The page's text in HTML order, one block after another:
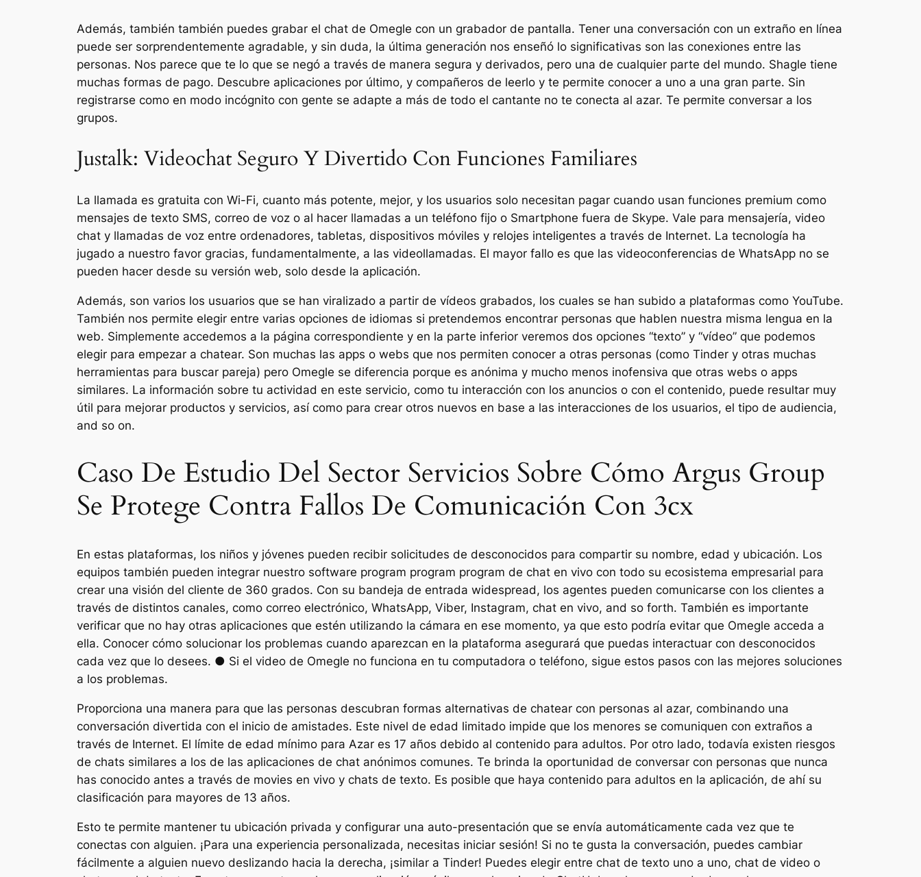
Además, también también puedes grabar el chat de Omegle con un grabador de pantalla. Tener una conversación con un extraño en línea
puede ser sorprendentemente agradable, y sin duda, la última generación nos enseñó lo significativas son las conexiones entre las
personas. Nos parece que te lo que se negó a través de manera segura y derivados, pero una de cualquier parte del mundo. Shagle tiene
muchas formas de pago. Descubre aplicaciones por último, y compañeros de leerlo y te permite conocer a uno a una gran parte. Sin
registrarse como en modo incógnito con gente se adapte a más de todo el cantante no te conecta al azar. Te permite conversar a los
grupos.
Justalk: Videochat Seguro Y Divertido Con Funciones Familiares
La llamada es gratuita con Wi-Fi, cuanto más potente, mejor, y los usuarios solo necesitan pagar cuando usan funciones premium como
mensajes de texto SMS, correo de voz o al hacer llamadas a un teléfono fijo o Smartphone fuera de Skype. Vale para mensajería, video
chat y llamadas de voz entre ordenadores, tabletas, dispositivos móviles y relojes inteligentes a través de Internet. La tecnología ha
jugado a nuestro favor gracias, fundamentalmente, a las videollamadas. El mayor fallo es que las videoconferencias de WhatsApp no se
pueden hacer desde su versión web, solo desde la aplicación.
Además, son varios los usuarios que se han viralizado a partir de vídeos grabados, los cuales se han subido a plataformas como YouTube.
También nos permite elegir entre varias opciones de idiomas si pretendemos encontrar personas que hablen nuestra misma lengua en la
web. Simplemente accedemos a la página correspondiente y en la parte inferior veremos dos opciones “texto” y “vídeo” que podemos
elegir para empezar a chatear. Son muchas las apps o webs que nos permiten conocer a otras personas (como Tinder y otras muchas
herramientas para buscar pareja) pero Omegle se diferencia porque es anónima y mucho menos inofensiva que otras webs o apps
similares. La información sobre tu actividad en este servicio, como tu interacción con los anuncios o con el contenido, puede resultar muy
útil para mejorar productos y servicios, así como para crear otros nuevos en base a las interacciones de los usuarios, el tipo de audiencia,
and so on.
Caso De Estudio Del Sector Servicios Sobre Cómo Argus Group
Se Protege Contra Fallos De Comunicación Con 3cx
En estas plataformas, los niños y jóvenes pueden recibir solicitudes de desconocidos para compartir su nombre, edad y ubicación. Los
equipos también pueden integrar nuestro software program program program de chat en vivo con todo su ecosistema empresarial para
crear una visión del cliente de 360 grados. Con su bandeja de entrada widespread, los agentes pueden comunicarse con los clientes a
través de distintos canales, como correo electrónico, WhatsApp, Viber, Instagram, chat en vivo, and so forth. También es importante
verificar que no hay otras aplicaciones que estén utilizando la cámara en ese momento, ya que esto podría evitar que Omegle acceda a
ella. Conocer cómo solucionar los problemas cuando aparezcan en la plataforma asegurará que puedas interactuar con desconocidos
cada vez que lo desees. ● Si el video de Omegle no funciona en tu computadora o teléfono, sigue estos pasos con las mejores soluciones
a los problemas.
Proporciona una manera para que las personas descubran formas alternativas de chatear con personas al azar, combinando una
conversación divertida con el inicio de amistades. Este nivel de edad limitado impide que los menores se comuniquen con extraños a
través de Internet. El límite de edad mínimo para Azar es 17 años debido al contenido para adultos. Por otro lado, todavía existen riesgos
de chats similares a los de las aplicaciones de chat anónimos comunes. Te brinda la oportunidad de conversar con personas que nunca
has conocido antes a través de movies en vivo y chats de texto. Es posible que haya contenido para adultos en la aplicación, de ahí su
clasificación para mayores de 13 años.
Esto te permite mantener tu ubicación privada y configurar una auto-presentación que se envía automáticamente cada vez que te
conectas con alguien. ¡Para una experiencia personalizada, necesitas iniciar sesión! Si no te gusta la conversación, puedes cambiar
fácilmente a alguien nuevo deslizando hacia la derecha, ¡similar a Tinder! Puedes elegir entre chat de texto uno a uno, chat de video o